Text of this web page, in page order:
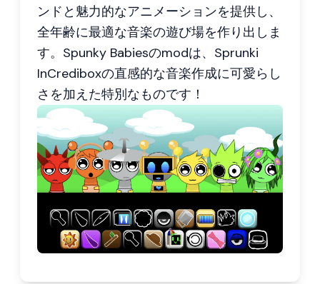
ンドと魅力的なアニメーションを提供し、
全年齢に最適な音楽の遊び場を作り出しま
す。Spunky Babiesのmodは、Sprunki
InCrediboxの直感的な音楽作成に可愛らし
さを加えた特別なものです！